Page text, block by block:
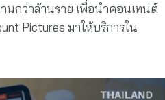
นกว่าล้านราย เพื่อนำคอนเทนต์
Pictures มาให้บริการใน